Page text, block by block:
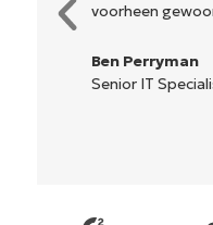
voorheen
Ben Perryman
Senior IT